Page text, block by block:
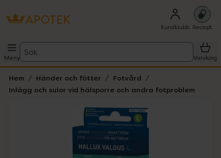
Kundklubb Recept
Meny
Sök
Varukorg
Hem Händer och fötter
Fotvård
Inlägg och sulor vid hälsporre och andra fotproblem
Lista: . Innehåller 2 objekt.